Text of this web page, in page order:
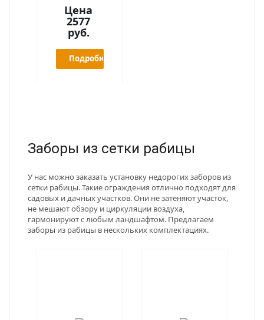
Цена
2577
руб.
Подробнее
Заборы из сетки рабицы
У нас можно заказать установку недорогих заборов из
сетки рабицы. Такие ограждения отлично подходят для
садовых и дачных участков. Они не затеняют участок,
не мешают обзору и циркуляции воздуха,
гармонируют с любым ландшафтом. Предлагаем
заборы из рабицы в нескольких комплектациях.